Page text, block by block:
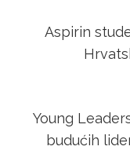
Aspirin
Young
budućih